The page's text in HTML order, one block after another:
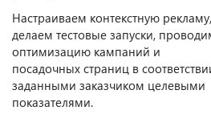
Настраиваем контекстную рекламу,
делаем тестовые запуски,
оптимизацию кампаний и
посадочных страниц в
заданными заказчиком целевыми
показателями.